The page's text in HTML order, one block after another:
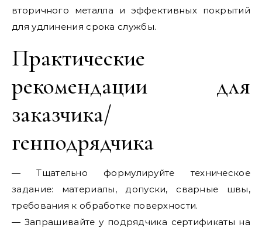
вторичного металла и эффективных покрытий
для удлинения срока службы.
Практические
рекомендации для
заказчика/
генподрядчика
— Тщательно формулируйте техническое
задание: материалы, допуски, сварные швы,
требования к обработке поверхности.
— Запрашивайте у подрядчика сертификаты на